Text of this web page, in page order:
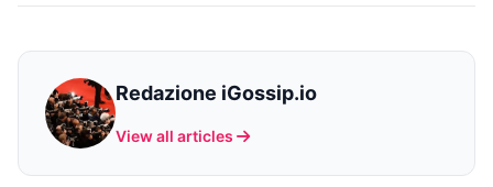
Redazione iGossip.io
View all articles